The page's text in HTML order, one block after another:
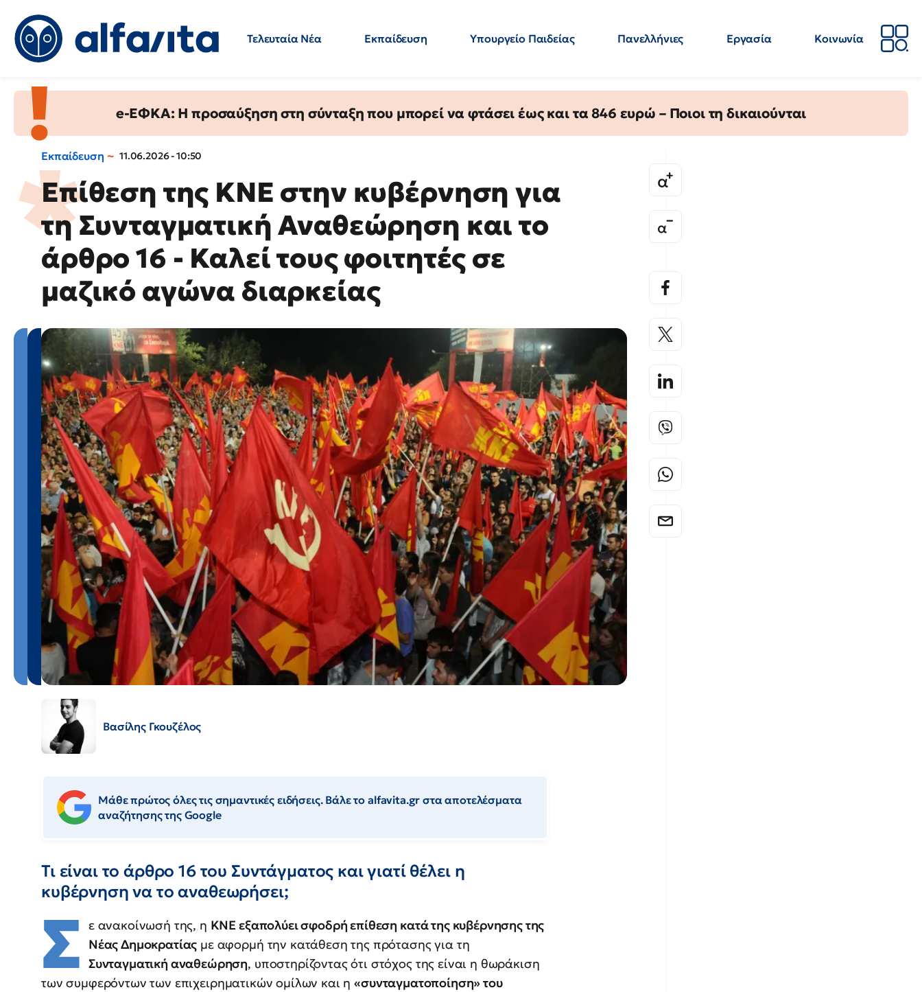
Τελευταία Νέα Εκπαίδευση Υπουργείο Παιδείας Πανελλήνιες Εργασία
Κοινωνία
e-ΕΦΚΑ: Η προσαύξηση στη σύνταξη που μπορεί να φτάσει έως και τα 846 ευρώ – Ποιοι τη δικαιούνται
Εκπαίδευση 11.06.2026 - 10:50
Επίθεση της ΚΝΕ στην κυβέρνηση για
τη Συνταγματική Αναθεώρηση και το
άρθρο 16 - Καλεί τους φοιτητές σε
μαζικό αγώνα διαρκείας
Βασίλης Γκουζέλος
Μάθε πρώτος όλες τις σημαντικές ειδήσεις. Βάλε το alfavita.gr στα αποτελέσματα
αναζήτησης της Google
Τι είναι το άρθρο 16 του Συντάγματος και γιατί θέλει η
κυβέρνηση να το αναθεωρήσει;
Σ ε ανακοίνωσή της, η ΚΝΕ εξαπολύει σφοδρή επίθεση κατά της κυβέρνησης της
Νέας Δημοκρατίας με αφορμή την κατάθεση της πρότασης για τη
Συνταγματική αναθεώρηση, υποστηρίζοντας ότι στόχος της είναι η θωράκιση
των συμφερόντων των επιχειρηματικών ομίλων και η«συνταγματοποίηση» του